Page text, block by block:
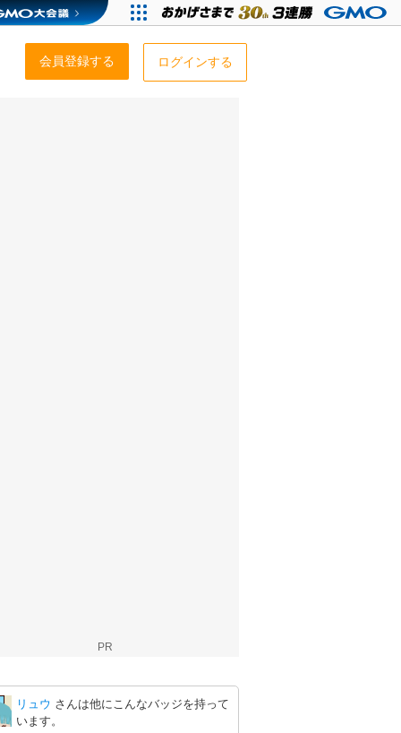
会員登録する ログインする
PR
リュウ さんは他にこんなバッジを持って
います。